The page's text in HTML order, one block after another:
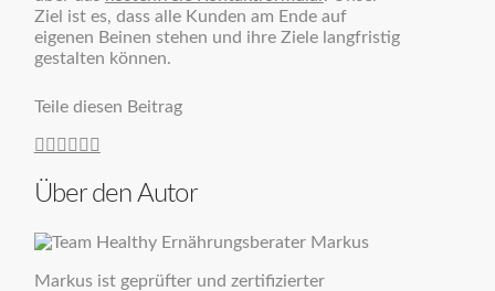
Ziel ist es, dass alle Kunden am Ende auf
eigenen Beinen stehen und ihre Ziele langfristig
gestalten können.
Teile diesen Beitrag
Über den Autor
Markus ist geprüfter und zertifizierter